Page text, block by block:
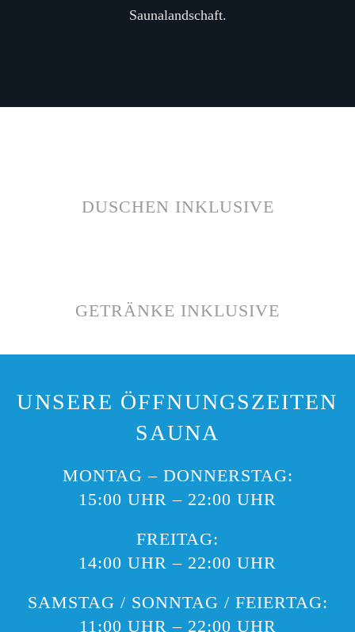
Saunalandschaft.
DUSCHEN INKLUSIVE
GETRÄNKE INKLUSIVE
UNSERE ÖFFNUNGSZEITEN
SAUNA
MONTAG – DONNERSTAG:
15:00 UHR – 22:00 UHR
FREITAG:
14:00 UHR – 22:00 UHR
SAMSTAG / SONNTAG / FEIERTAG:
11:00 UHR – 22:00 UHR